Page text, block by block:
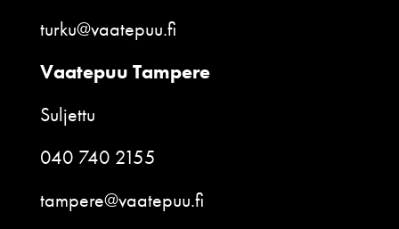
turku@vaatepuu.fi
Vaatepuu Tampere
Suljettu
040 740 2155
tampere@vaatepuu.fi